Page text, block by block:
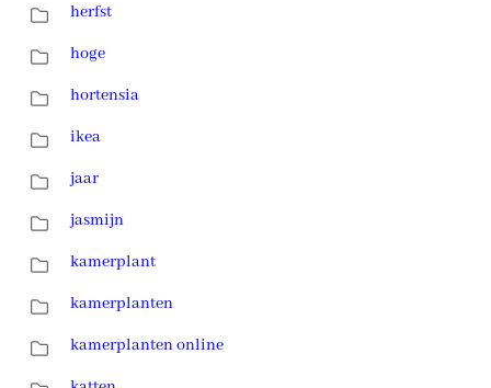
herfst
hoge
hortensia
ikea
jaar
jasmijn
kamerplant
kamerplanten
kamerplanten online